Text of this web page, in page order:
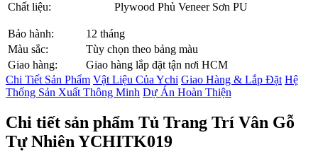
Chất liệu: Plywood Phủ Veneer Sơn PU
Bảo hành:
12 tháng
Màu sắc:
Tùy chọn theo bảng màu
Giao hàng:
Giao hàng lắp đặt tận nơi HCM
Chi Tiết Sản Phẩm Vật Liệu Của Ychi Giao Hàng & Lắp Đặt Hệ
Thống Sản Xuất Thông Minh Dự Án Hoàn Thiện
Chi tiết sản phẩm Tủ Trang Trí Vân Gỗ
Tự Nhiên YCHITK019